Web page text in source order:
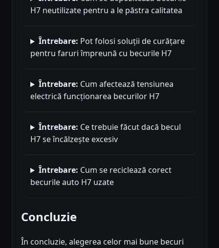
H7 neutilizate pentru a le păstra calitatea
Întrebare: Pot folosi soluții de curățare
pentru faruri împreună cu becurile H7
Întrebare: Cum afectează tensiunea
electrică funcționarea becurilor H7
Întrebare: Ce trebuie făcut dacă becul
H7 se încălzește excesiv
Întrebare: Cum se reciclează corect
becurile auto H7 uzate
Concluzie
În concluzie, alegerea celor mai bune becuri